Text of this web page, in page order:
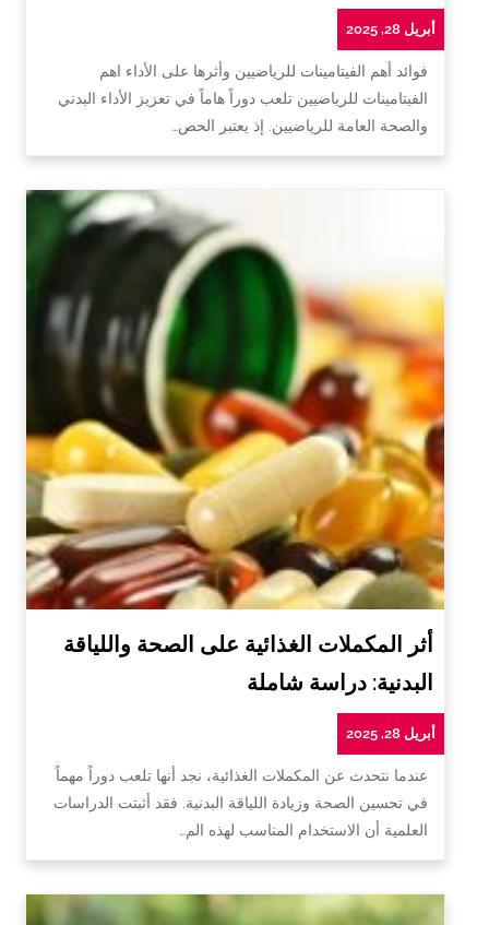
أبريل 28, 2025
فوائد أهم الفيتامينات للرياضيين وأثرها على الأداء اهم
الفيتامينات للرياضيين تلعب دوراً هاماً في تعزيز الأداء البدني
والصحة العامة للرياضيين. إذ يعتبر الحص…
أثر المكملات الغذائية على الصحة واللياقة
البدنية: دراسة شاملة
أبريل 28, 2025
عندما نتحدث عن المكملات الغذائية، نجد أنها تلعب دوراً مهماً
في تحسين الصحة وزيادة اللياقة البدنية. فقد أثبتت الدراسات
العلمية أن الاستخدام المناسب لهذه الم…